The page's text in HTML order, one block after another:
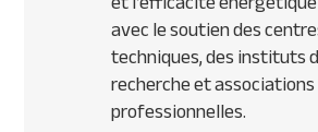
avec le soutien des
techniques, des instituts
recherche et associations
professionnelles.